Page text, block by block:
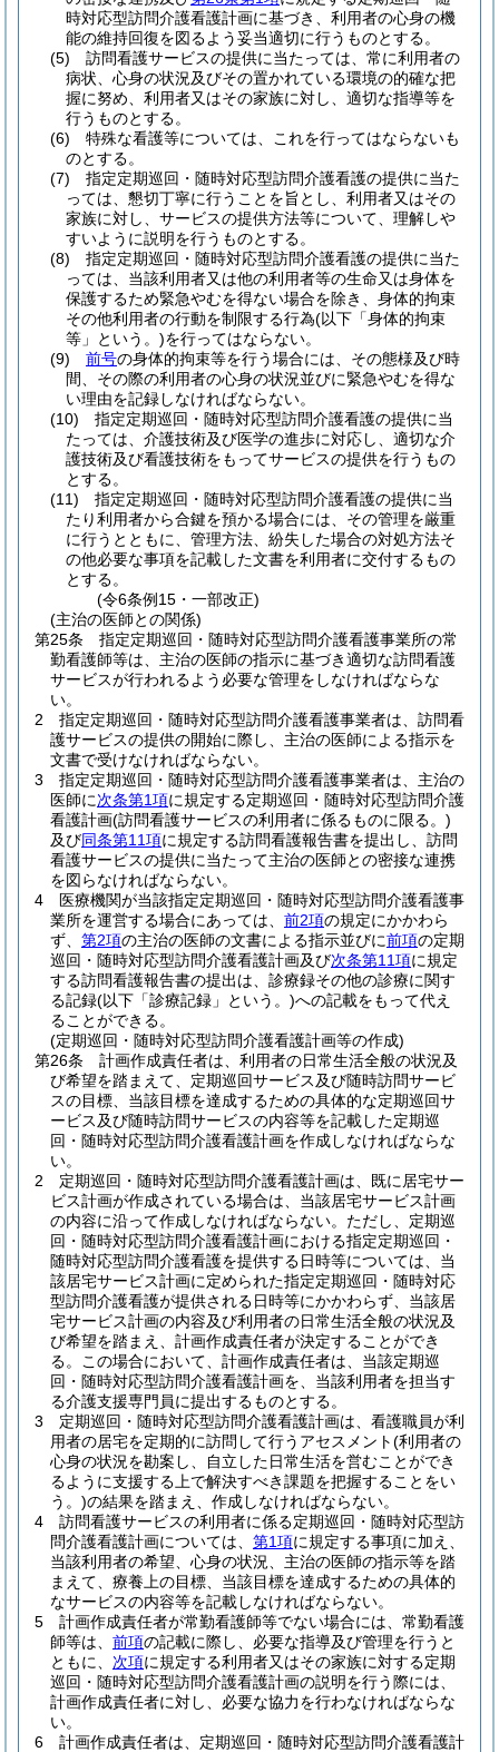
時対応型訪問介護看護計画に基づき、利用者の心身の機
能の維持回復を図るよう妥当適切に行うものとする。
(5)
訪問看護サービスの提供に当たっては、常に利用者の
病状、心身の状況及びその置かれている環境の的確な把
握に努め、利用者又はその家族に対し、適切な指導等を
行うものとする。
(6)
特殊な看護等については、これを行ってはならないも
のとする。
(7)
指定定期巡回・随時対応型訪問介護看護の提供に当た
っては、懇切丁寧に行うことを旨とし、利用者又はその
家族に対し、サービスの提供方法等について、理解しや
すいように説明を行うものとする。
(8)
指定定期巡回・随時対応型訪問介護看護の提供に当た
っては、当該利用者又は他の利用者等の生命又は身体を
保護するため緊急やむを得ない場合を除き、身体的拘束
その他利用者の行動を制限する行為(以下「身体的拘束
等」という。)を行ってはならない。
(9)
前号の身体的拘束等を行う場合には、その態様及び時
間、その際の利用者の心身の状況並びに緊急やむを得な
い理由を記録しなければならない。
(10)
指定定期巡回・随時対応型訪問介護看護の提供に当
たっては、介護技術及び医学の進歩に対応し、適切な介
護技術及び看護技術をもってサービスの提供を行うもの
とする。
(11)
指定定期巡回・随時対応型訪問介護看護の提供に当
たり利用者から合鍵を預かる場合には、その管理を厳重
に行うとともに、管理方法、紛失した場合の対処方法そ
の他必要な事項を記載した文書を利用者に交付するもの
とする。
(令6条例15・一部改正)
(主治の医師との関係)
第25条
指定定期巡回・随時対応型訪問介護看護事業所の常
勤看護師等は、主治の医師の指示に基づき適切な訪問看護
サービスが行われるよう必要な管理をしなければならな
い。
2
指定定期巡回・随時対応型訪問介護看護事業者は、訪問看
護サービスの提供の開始に際し、主治の医師による指示を
文書で受けなければならない。
3
指定定期巡回・随時対応型訪問介護看護事業者は、主治の
医師に次条第1項に規定する定期巡回・随時対応型訪問介護
看護計画(訪問看護サービスの利用者に係るものに限る。)
及び同条第11項に規定する訪問看護報告書を提出し、訪問
看護サービスの提供に当たって主治の医師との密接な連携
を図らなければならない。
4
医療機関が当該指定定期巡回・随時対応型訪問介護看護事
業所を運営する場合にあっては、 前2項の規定にかかわら
ず、 第2項の主治の医師の文書による指示並びに前項の定期
巡回・随時対応型訪問介護看護計画及び次条第11項に規定
する訪問看護報告書の提出は、診療録その他の診療に関す
る記録(以下「診療記録」という。)への記載をもって代え
ることができる。
(定期巡回・随時対応型訪問介護看護計画等の作成)
第26条
計画作成責任者は、利用者の日常生活全般の状況及
び希望を踏まえて、定期巡回サービス及び随時訪問サービ
スの目標、当該目標を達成するための具体的な定期巡回サ
ービス及び随時訪問サービスの内容等を記載した定期巡
回・随時対応型訪問介護看護計画を作成しなければならな
い。
2
定期巡回・随時対応型訪問介護看護計画は、既に居宅サー
ビス計画が作成されている場合は、当該居宅サービス計画
の内容に沿って作成しなければならない。 ただし、定期巡
回・随時対応型訪問介護看護計画における指定定期巡回・
随時対応型訪問介護看護を提供する日時等については、当
該居宅サービス計画に定められた指定定期巡回・随時対応
型訪問介護看護が提供される日時等にかかわらず、当該居
宅サービス計画の内容及び利用者の日常生活全般の状況及
び希望を踏まえ、計画作成責任者が決定することができ
る。
この場合において、計画作成責任者は、当該定期巡
回・随時対応型訪問介護看護計画を、当該利用者を担当す
る介護支援専門員に提出するものとする。
3
定期巡回・随時対応型訪問介護看護計画は、看護職員が利
用者の居宅を定期的に訪問して行うアセスメント(利用者の
心身の状況を勘案し、自立した日常生活を営むことができ
るように支援する上で解決すべき課題を把握することをい
う。)の結果を踏まえ、作成しなければならない。
4
訪問看護サービスの利用者に係る定期巡回・随時対応型訪
問介護看護計画については、 第1項に規定する事項に加え、
当該利用者の希望、心身の状況、主治の医師の指示等を踏
まえて、療養上の目標、当該目標を達成するための具体的
なサービスの内容等を記載しなければならない。
5
計画作成責任者が常勤看護師等でない場合には、常勤看護
師等は、 前項の記載に際し、必要な指導及び管理を行うと
ともに、 次項に規定する利用者又はその家族に対する定期
巡回・随時対応型訪問介護看護計画の説明を行う際には、
計画作成責任者に対し、必要な協力を行わなければならな
い。
6
計画作成責任者は、定期巡回・随時対応型訪問介護看護計